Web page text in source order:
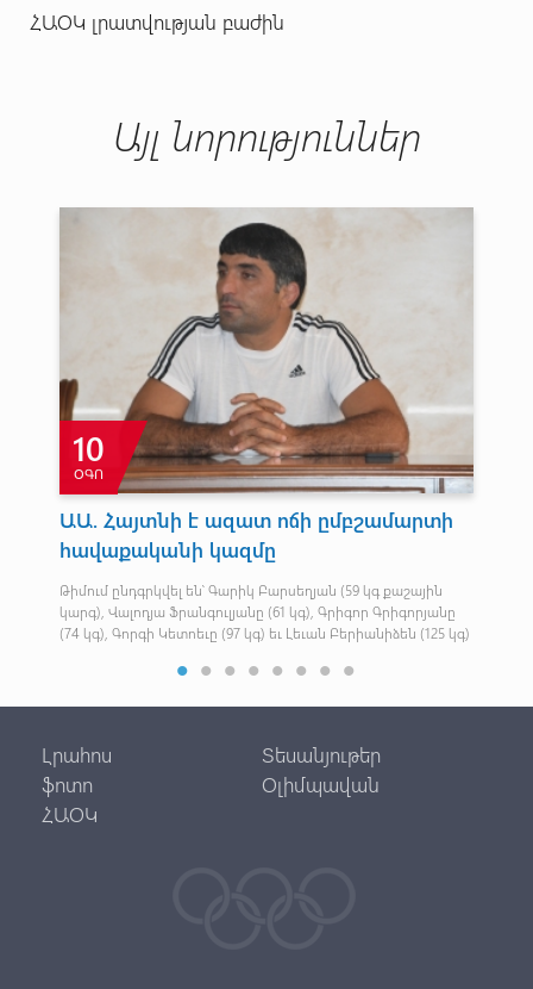
ՀԱՕԿ լրատվության բաժին
Այլ նորություններ
10
ՕԳՈ
ԱԱ. Հայտնի է ազատ ոճի ըմբշամարտի
հավաքականի կազմը
Թիմում ընդգրկվել են՝ Գարիկ Բարսեղյան (59 կգ քաշային
կարգ), Վալոդյա Ֆրանգուլյանը (61 կգ), Գրիգոր Գրիգորյանը
(74 կգ), Գորգի Կետոեւը (97 կգ) եւ Լեւան Բերիանիձեն (125 կգ)
Լրահոս
Տեսանյութեր
ֆոտո
Օլիմպավան
ՀԱՕԿ